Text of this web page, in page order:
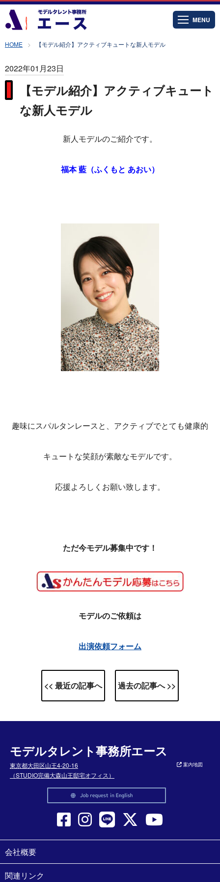
MENU
HOME 【モデル紹介】アクティブキュートな新人モデル
2022年01月23日
【モデル紹介】アクティブキュート
な新人モデル
新人モデルのご紹介です。
福本 藍（ふくもと あおい）
趣味にスパルタンレースと、アクティブでとても健康的
キュートな笑顔が素敵なモデルです。
応援よろしくお願い致します。
ただ今モデル募集中です！
モデルのご依頼は
出演依頼フォーム
<< 最近の記事へ 過去の記事へ >>
モデルタレント事務所エース
東京都大田区山王4-20-16
（STUDIO完備大森山王邸宅オフィス）
案内地図
会社概要
関連リンク